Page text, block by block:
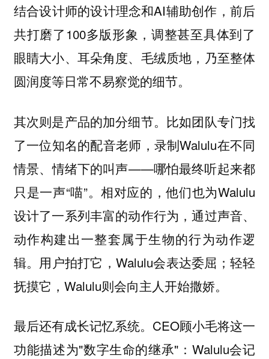
结合设计师的设计理念和AI辅助创作，前后
共打磨了100多版形象，调整甚至具体到了
眼睛大小、耳朵角度、毛绒质地，乃至整体
圆润度等日常不易察觉的细节。
其次则是产品的加分细节。比如团队专门找
了一位知名的配音老师，录制Walulu在不同
情景、情绪下的叫声——哪怕最终听起来都
只是一声“喵”。相对应的，他们也为Walulu
设计了一系列丰富的动作行为，通过声音、
动作构建出一整套属于生物的行为动作逻
辑。用户拍打它，Walulu会表达委屈；轻轻
抚摸它，Walulu则会向主人开始撒娇。
最后还有成长记忆系统。CEO顾小毛将这一
功能描述为"数字生命的继承"：Walulu会记